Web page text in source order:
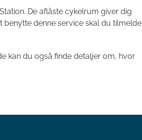
De aflåste cykelrum giver dig
denne service skal du tilmelde
kan du også finde detaljer om, hvor